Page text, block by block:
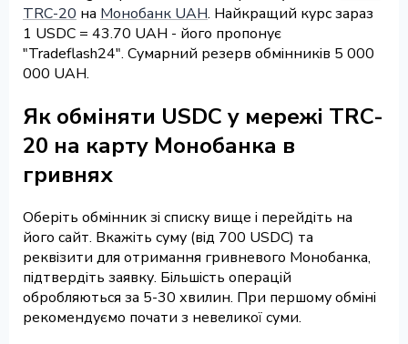
TRC-20 на Монобанк UAH. Найкращий курс зараз
1 USDC = 43.70 UAH - його пропонує
"Tradeflash24". Сумарний резерв обмінників 5 000
000 UAH.
Як обміняти USDC у мережі TRC-
20 на карту Монобанка в
гривнях
Оберіть обмінник зі списку вище і перейдіть на
його сайт. Вкажіть суму (від 700 USDC) та
реквізити для отримання гривневого Монобанка,
підтвердіть заявку. Більшість операцій
обробляються за 5-30 хвилин. При першому обміні
рекомендуємо почати з невеликої суми.